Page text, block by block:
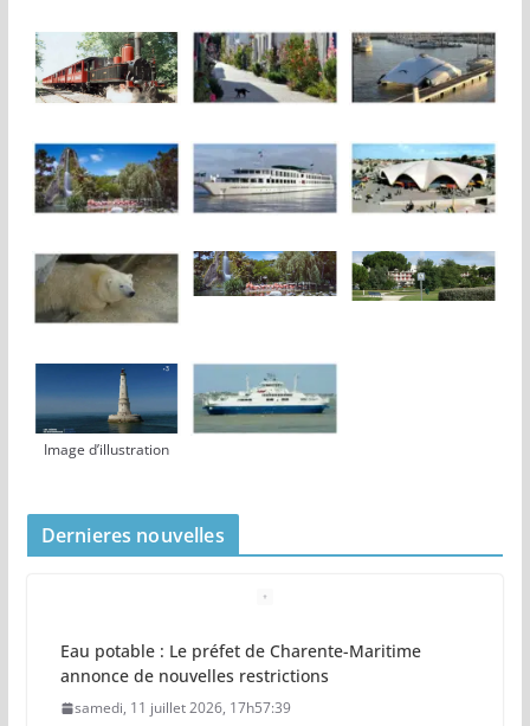
Image d’illustration
Dernieres nouvelles
Eau potable : Le préfet de Charente-Maritime
annonce de nouvelles restrictions
samedi, 11 juillet 2026, 17h57:39